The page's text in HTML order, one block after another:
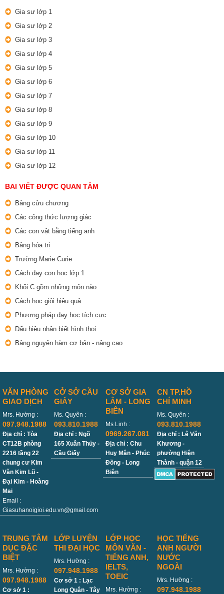
Gia sư lớp 1
Gia sư lớp 2
Gia sư lớp 3
Gia sư lớp 4
Gia sư lớp 5
Gia sư lớp 6
Gia sư lớp 7
Gia sư lớp 8
Gia sư lớp 9
Gia sư lớp 10
Gia sư lớp 11
Gia sư lớp 12
BAI VIẾT ĐƯỢC QUAN TÂM
Bảng cửu chương
Các công thức lượng giác
Các con vật bằng tiếng anh
Bảng hóa trị
Trường Marie Curie
Cách dạy con học lớp 1
Khối C gồm những môn nào
Cách học giỏi hiệu quả
Phương pháp dạy học tích cực
Dấu hiệu nhận biết hình thoi
Bảng nguyên hàm cơ bản - nâng cao
VĂN PHÒNG
GIAO DỊCH
Mrs. Hường :
097.948.1988
Địa chỉ : Tòa
CT12B phòng
2216 tầng 22
chung cư Kim
Văn Kim Lũ -
Đại Kim - Hoàng
Mai
Email :
Giasuhanoigioi.edu.vn@gmail.com
CỞ SỞ CẦU
GIẤY
Ms. Quyên :
093.810.1988
Địa chỉ : Ngõ
165 Xuân Thủy -
Cầu Giấy
CƠ SỞ GIA
LÂM - LONG
BIÊN
Ms Linh :
0969.267.081
Địa chỉ : Chu
Huy Mân - Phúc
Đồng - Long
Biên
CN TP.HỒ
CHÍ MINH
Ms. Quyên :
093.810.1988
Địa chỉ : Lê Văn
Khương -
phường Hiện
Thành - quận 12
TRUNG TÂM
DỤC ĐẶC
BIỆT
Mrs. Hường :
097.948.1988
Cơ sở 1 :
LỚP LUYỆN
THI ĐẠI HỌC
Mrs. Hường :
097.948.1988
Cơ sở 1 : Lạc
Long Quân - Tây
LỚP HỌC
MÔN VĂN -
TIẾNG ANH,
IELTS,
TOEIC
Mrs. Hường :
HỌC TIẾNG
ANH NGƯỜI
NƯỚC
NGOÀI
Mrs. Hường :
097.948.1988